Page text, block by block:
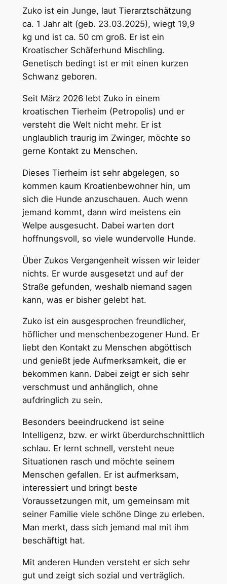
Zuko ist ein Junge, laut Tierarztschätzung
ca. 1 Jahr alt (geb. 23.03.2025), wiegt 19,9
kg und ist ca. 50 cm groß. Er ist ein
Kroatischer Schäferhund Mischling.
Genetisch bedingt ist er mit einen kurzen
Schwanz geboren.
Seit März 2026 lebt Zuko in einem
kroatischen Tierheim (Petropolis) und er
versteht die Welt nicht mehr. Er ist
unglaublich traurig im Zwinger, möchte so
gerne Kontakt zu Menschen.
Dieses Tierheim ist sehr abgelegen, so
kommen kaum Kroatienbewohner hin, um
sich die Hunde anzuschauen. Auch wenn
jemand kommt, dann wird meistens ein
Welpe ausgesucht. Dabei warten dort
hoffnungsvoll, so viele wundervolle Hunde.
Über Zukos Vergangenheit wissen wir leider
nichts. Er wurde ausgesetzt und auf der
Straße gefunden, weshalb niemand sagen
kann, was er bisher gelebt hat.
Zuko ist ein ausgesprochen freundlicher,
höflicher und menschenbezogener Hund. Er
liebt den Kontakt zu Menschen abgöttisch
und genießt jede Aufmerksamkeit, die er
bekommen kann. Dabei zeigt er sich sehr
verschmust und anhänglich, ohne
aufdringlich zu sein.
Besonders beeindruckend ist seine
Intelligenz, bzw. er wirkt überdurchschnittlich
schlau. Er lernt schnell, versteht neue
Situationen rasch und möchte seinem
Menschen gefallen. Er ist aufmerksam,
interessiert und bringt beste
Voraussetzungen mit, um gemeinsam mit
seiner Familie viele schöne Dinge zu erleben.
Man merkt, dass sich jemand mal mit ihm
beschäftigt hat.
Mit anderen Hunden versteht er sich sehr
gut und zeigt sich sozial und verträglich.